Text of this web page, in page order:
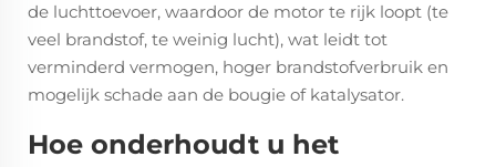
de luchttoevoer, waardoor de motor te rijk loopt (te
veel brandstof, te weinig lucht), wat leidt tot
verminderd vermogen, hoger brandstofverbruik en
mogelijk schade aan de bougie of katalysator.
Hoe onderhoudt u het